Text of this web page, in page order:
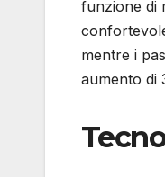
funzione di
mentre i
aumento di